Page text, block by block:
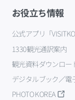
お役立ち情報
公式アプリ「
1330観光通訳案内
観光資料ダウンロー
デジタルブック／電
PHOTO KOREA